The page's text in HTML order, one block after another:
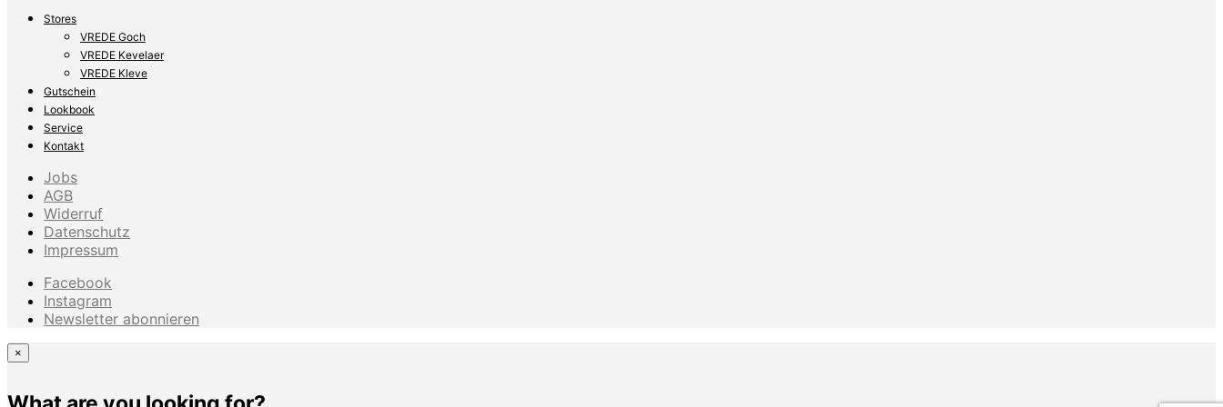
Stores
VREDE Goch
VREDE Kevelaer
VREDE Kleve
Gutschein
Lookbook
Service
Kontakt
Jobs
AGB
Widerruf
Datenschutz
Impressum
Facebook
Instagram
Newsletter abonnieren
×